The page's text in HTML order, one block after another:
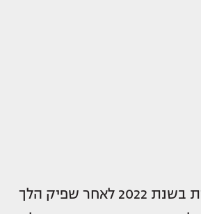
מנור עלתה לכותרות בשנת 2022 לאחר שפיק הלך